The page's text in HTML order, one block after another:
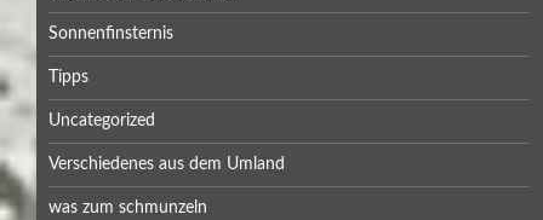
Sonnenfinsternis
Tipps
Uncategorized
Verschiedenes aus dem Umland
was zum schmunzeln